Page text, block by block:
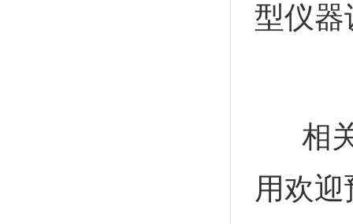
型仪器
相关
用欢